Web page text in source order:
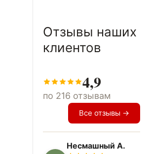
Отзывы наших
клиентов
4,9
по 216 отзывам
Все отзывы →
Несмашный А.